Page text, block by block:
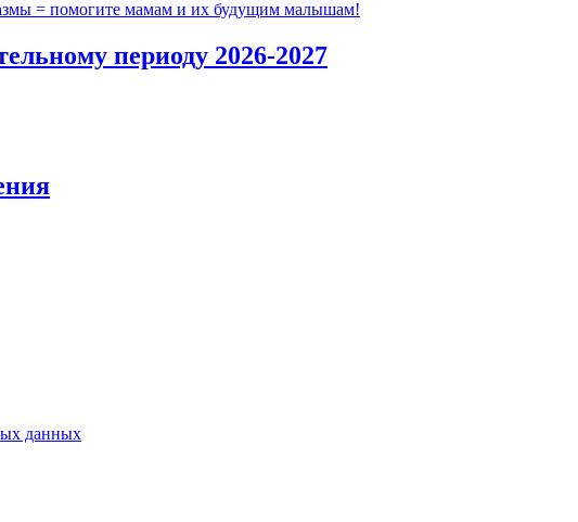
= помогите мамам и их будущим малышам!
периоду 2026-2027
данных